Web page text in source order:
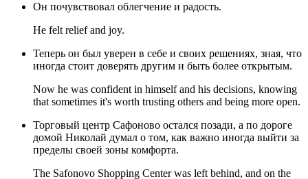
Он почувствовал облегчение и радость.
He felt relief and joy.
Теперь он был уверен в себе и своих решениях, зная, что
иногда стоит доверять другим и быть более открытым.
Now he was confident in himself and his decisions, knowing
that sometimes it's worth trusting others and being more open.
Торговый центр Сафоново остался позади, а по дороге
домой Николай думал о том, как важно иногда выйти за
пределы своей зоны комфорта.
The Safonovo Shopping Center was left behind, and on the